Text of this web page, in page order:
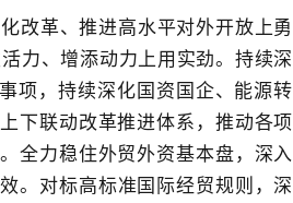
改革、推进高水平对外开放上勇
力、增添动力上用实劲。持续深
项，持续深化国资国企、能源转
下联动改革推进体系，推动各项
全力稳住外贸外资基本盘，深入
。对标高标准国际经贸规则，深